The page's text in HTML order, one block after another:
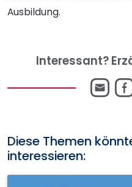
Ausbildung.
Interessant?
E-
Diese Themen
interessieren: